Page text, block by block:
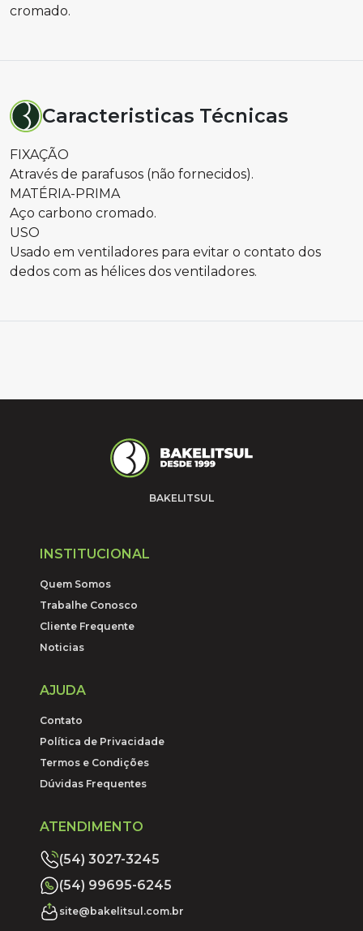
cromado.
Caracteristicas Técnicas
FIXAÇÃO
Através de parafusos (não fornecidos).
MATÉRIA-PRIMA
Aço carbono cromado.
USO
Usado em ventiladores para evitar o contato dos
dedos com as hélices dos ventiladores.
BAKELITSUL
INSTITUCIONAL
Quem Somos
Trabalhe Conosco
Cliente Frequente
Noticias
AJUDA
Contato
Política de Privacidade
Termos e Condições
Dúvidas Frequentes
ATENDIMENTO
(54) 3027-3245
(54) 99695-6245
site@bakelitsul.com.br